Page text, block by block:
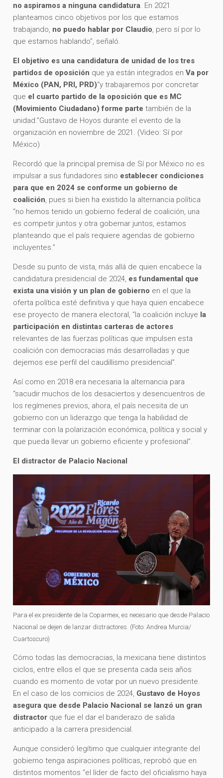
no aspiramos a ninguna candidatura. En 2021
planteamos cinco objetivos por los que estamos
trabajando, no puedo hablar por Claudio, pero sí por lo
que estamos hablando”, señaló.
El objetivo es una candidatura de unidad de los tres
partidos de oposición que ya están integrados enVa por
México (PAN, PRI, PRD)“y trabajaremos por concretar
que el cuarto partido de la oposición que es MC
(Movimiento Ciudadano) forme partetambién de la
unidad.”Gustavo de Hoyos durante el evento de la
organización en noviembre de 2021. (Video: Sí por
México)
Recordó que la principal premisa de Sí por México no es
impulsar a sus fundadores sino establecer condiciones
para que en 2024 se conforme un gobierno de
coalición, pues si bien ha existido la alternancia política
“no hemos tenido un gobierno federal de coalición, una
es competir juntos y otra gobernar juntos, estamos
planteando que el país requiere agendas de gobierno
incluyentes.”
Desde su punto de vista, más allá de quien encabece la
candidatura presidencial de 2024, es fundamental que
exista una visión y un plan de gobierno en el que la
oferta política esté definitiva y que haya quien encabece
ese proyecto de manera electoral, “la coalición incluye la
participación en distintas carteras de actores
relevantes de las fuerzas políticas que impulsen esta
coalición con democracias más desarrolladas y que
dejemos ese perfil del caudillismo presidencial”.
Así como en 2018 era necesaria la alternancia para
“sacudir muchos de los desaciertos y desencuentros de
los regímenes previos, ahora, el país necesita de un
gobierno con un liderazgo que tenga la habilidad de
terminar con la polarización económica, política y social y
que pueda llevar un gobierno eficiente y profesional”.
El distractor de Palacio Nacional
Para el ex presidente de la Coparmex, es necesario que desde Palacio
Nacional se dejen de lanzar distractores. (Foto: Andrea Murcia/
Cuartoscuro)
Cómo todas las democracias, la mexicana tiene distintos
ciclos, entre ellos el que se presenta cada seis años
cuando es momento de votar por un nuevo presidente.
En el caso de los comicios de 2024, Gustavo de Hoyos
asegura que desde Palacio Nacional se lanzó un gran
distractor que fue el dar el banderazo de salida
anticipado a la carrera presidencial.
Aunque consideró legítimo que cualquier integrante del
gobierno tenga aspiraciones políticas, reprobó que en
distintos momentos “el líder de facto del oficialismo haya